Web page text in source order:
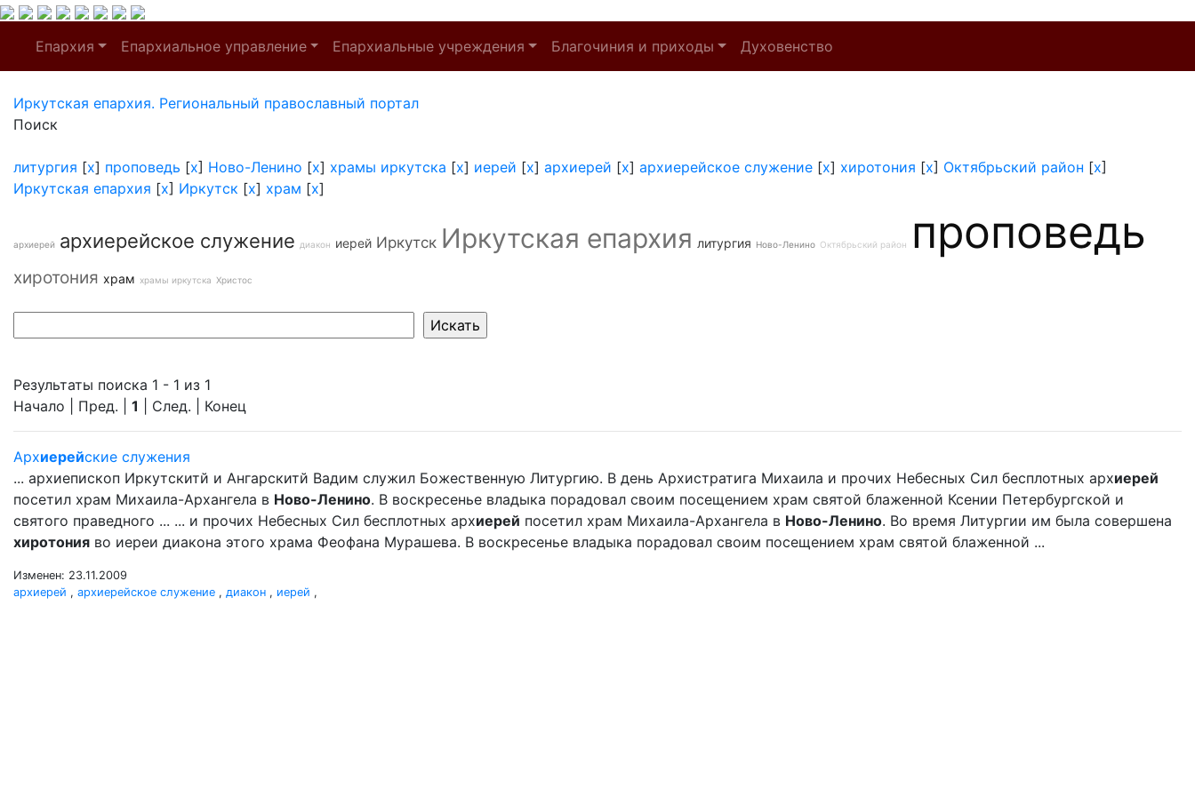
Епархия Епархиальное управление Епархиальные учреждения Благочиния и приходы Духовенство
Иркутская епархия. Региональный православный портал
Поиск
литургия [x] проповедь [x] Ново-Ленино [x] храмы иркутска [x] иерей [x] архиерей [x] архиерейское служение [x] хиротония [x] Октябрьский район [x]
Иркутская епархия [x] Иркутск [x] храм [x]
архиерей архиерейское служение диакон иерей Иркутск Иркутская епархия литургия Ново-Ленино Октябрьский район проповедь
хиротония храм храмы иркутска Христос
Результаты поиска 1 - 1 из 1
Начало | Пред. | 1 | След. | Конец
Архиерейские служения
... архиепископ Иркутскитй и Ангарскитй Вадим служил Божественную Литургию. В день Архистратига Михаила и прочих Небесных Сил бесплотных архиерей
посетил храм Михаила-Архангела в Ново-Ленино. В воскресенье владыка порадовал своим посещением храм святой блаженной Ксении Петербургской и
святого праведного ... ... и прочих Небесных Сил бесплотных архиерей посетил храм Михаила-Архангела в Ново-Ленино. Во время Литургии им была совершена
хиротония во иереи диакона этого храма Феофана Мурашева. В воскресенье владыка порадовал своим посещением храм святой блаженной ...
Изменен: 23.11.2009
архиерей , архиерейское служение , диакон , иерей ,